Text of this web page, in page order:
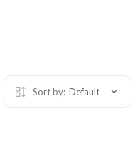
Sort by: Default